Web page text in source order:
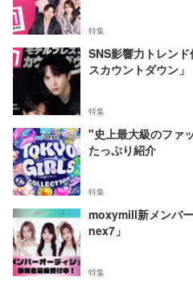
特集
SNS影響力トレン
スカウントダウン」
特集
"史上最大級のファ
たっぷり紹介
特集
moxymill新メンバ
nex7」
特集